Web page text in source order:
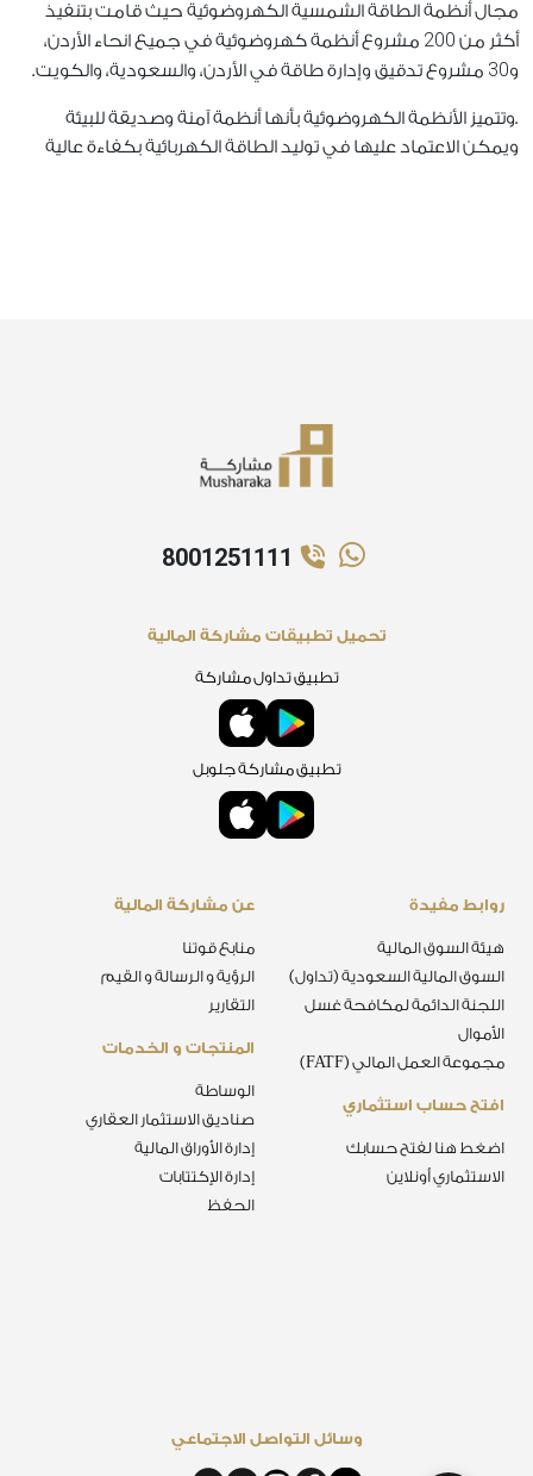
مجال أنظمة الطاقة الشمسية الكهروضوئية حيث قامت بتنفيذ
أكثر من 200 مشروع أنظمة كهروضوئية في جميع انحاء الأردن،
و30 مشروع تدقيق وإدارة طاقة في الأردن، والسعودية، والكويت.
.وتتميز الأنظمة الكهروضوئية بأنها أنظمة آمنة وصديقة للبيئة
ويمكن الاعتماد عليها في توليد الطاقة الكهربائية بكفاءة عالية
8001251111
المنتجات و الخدمات
الوساطة
صناديق الاستثمار العقاري
إدارة الأوراق المالية
إدارة الإكتتابات
الحفظ
عن مشاركة المالية
منابع قوتنا
الرؤية و الرسالة و القيم
التقارير
افتح حساب استثماري
اضغط هنا لفتح حسابك
الاستثماري أونلاين
روابط مفيدة
هيئة السوق المالية
السوق المالية السعودية (تداول)
اللجنة الدائمة لمكافحة غسل
الأموال
مجموعة العمل المالي (FATF)
تحميل تطبيقات مشاركة المالية
تطبيق تداول مشاركة
تطبيق مشاركة جلوبل
وسائل التواصل الاجتماعي